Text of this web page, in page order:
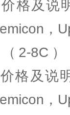
价格及说
，
（2-8C
价格及说
，